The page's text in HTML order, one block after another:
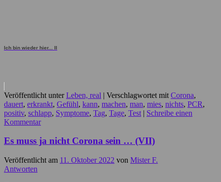
Ich bin wieder hier... II
Veröffentlicht unter Leben, real | Verschlagwortet mit Corona,
dauert, erkrankt, Gefühl, kann, machen, man, mies, nichts, PCR,
positiv, schlapp, Symptome, Tag, Tage, Test | Schreibe einen
Kommentar
Es muss ja nicht Corona sein … (VII)
Veröffentlicht am 11. Oktober 2022 von Mister F.
Antworten